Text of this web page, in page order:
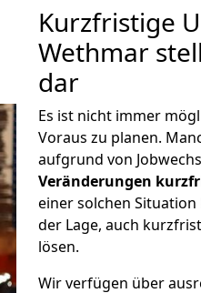
Kurzfristige
Wethmar
dar
Es ist nicht immer
Voraus zu planen.
aufgrund von
Veränderungen
einer solchen
der Lage, auch
lösen.
Wir verfügen über